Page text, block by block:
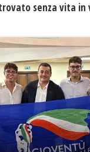
senza vita in